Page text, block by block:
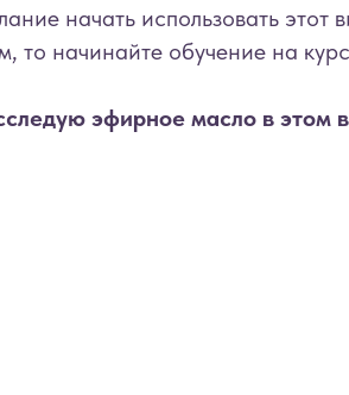
начать использовать
то начинайте обучение на
эфирное масло в этом